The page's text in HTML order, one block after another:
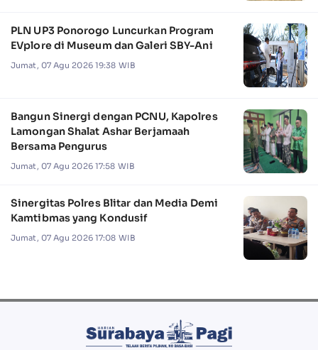
PLN UP3 Ponorogo Luncurkan Program
EVplore di Museum dan Galeri SBY-Ani
Jumat, 07 Agu 2026 19:38 WIB
Bangun Sinergi dengan PCNU, Kapolres
Lamongan Shalat Ashar Berjamaah
Bersama Pengurus
Jumat, 07 Agu 2026 17:58 WIB
Sinergitas Polres Blitar dan Media Demi
Kamtibmas yang Kondusif
Jumat, 07 Agu 2026 17:08 WIB